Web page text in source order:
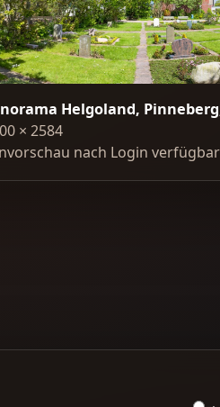
Helgoland,
× 2584
nach Login verfügbar